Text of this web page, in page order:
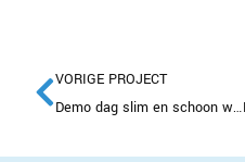
VORIGE PROJECT
Demo dag slim en schoon werken